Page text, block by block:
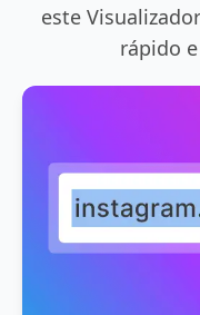
este
rápido